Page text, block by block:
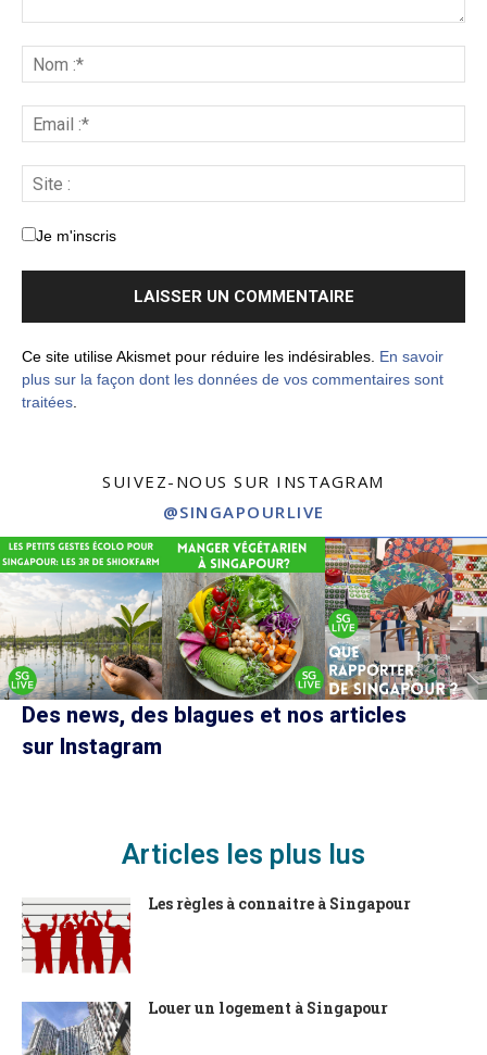
Je m'inscris
Ce site utilise Akismet pour réduire les indésirables. En savoir
plus sur la façon dont les données de vos commentaires sont
traitées.
SUIVEZ-NOUS SUR INSTAGRAM
@SINGAPOURLIVE
Des news, des blagues et nos articles
sur Instagram
Articles les plus lus
Les règles à connaitre à Singapour
Louer un logement à Singapour